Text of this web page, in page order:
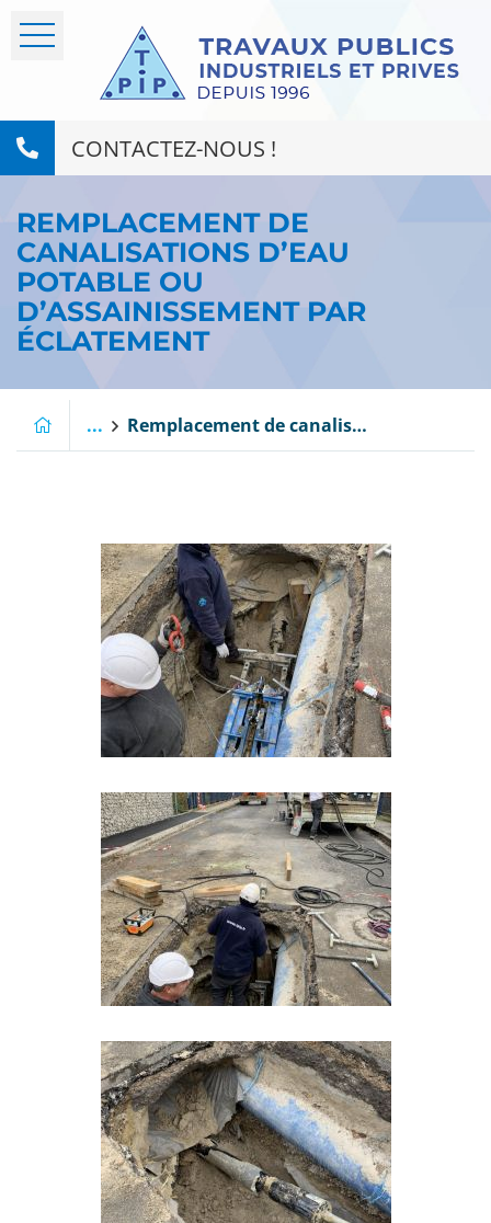
CONTACTEZ-NOUS !
REMPLACEMENT DE
CANALISATIONS D’EAU
POTABLE OU
D’ASSAINISSEMENT PAR
ÉCLATEMENT
... Remplacement de canalisations d’eau potable ou d’assainissement par éclatement